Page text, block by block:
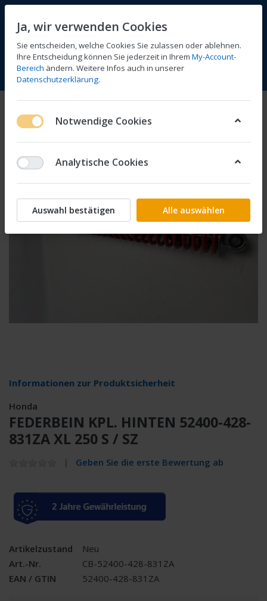
Menü Anmelden Vergleichen Wunschliste
Informationen zur Produktsicherheit
Honda
FEDERBEIN KPL. HINTEN 52400-428-
831ZA XL 250 S / SZ
Geben Sie die erste Bewertung ab
Artikelzustand
Neu
Art.-Nr.
CB-52400-428-831ZA
EAN / GTIN
52400-428-831ZA
Ja, wir verwenden Cookies
Sie entscheiden, welche Cookies Sie zulassen oder ablehnen.
Ihre Entscheidung können Sie jederzeit in Ihrem My-Account-
Bereich ändern. Weitere Infos auch in unserer
Datenschutzerklärung.
Notwendige Cookies
Analytische Cookies
Auswahl bestätigen Alle auswählen